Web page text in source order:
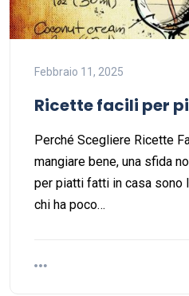
Febbraio 11, 2025
Ricette facili per
Perché Scegliere Ricette
mangiare bene, una sfida
per piatti fatti in casa sono
chi ha poco…